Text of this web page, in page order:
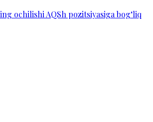
ochilishi AQSh pozitsiyasiga bog‘liq